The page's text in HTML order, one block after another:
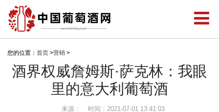
您的位置： 首页 >营销 >
酒界权威詹姆斯·萨克林：我眼
里的意大利葡萄酒
来源： 时间：2021-07-01 13:41:03